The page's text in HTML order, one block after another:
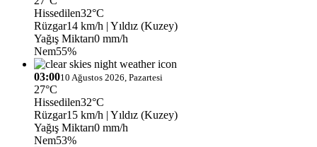
Hissedilen32°C
Rüzgar14 km/h | Yıldız (Kuzey)
Yağış Miktarı0 mm/h
Nem55%
03:0010 Ağustos 2026, Pazartesi
27°C
Hissedilen32°C
Rüzgar15 km/h | Yıldız (Kuzey)
Yağış Miktarı0 mm/h
Nem53%